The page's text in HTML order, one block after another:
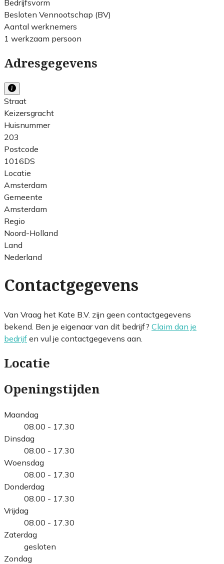
Bedrijfsvorm
Besloten Vennootschap (BV)
Aantal werknemers
1 werkzaam persoon
Adresgegevens
Straat
Keizersgracht
Huisnummer
203
Postcode
1016DS
Locatie
Amsterdam
Gemeente
Amsterdam
Regio
Noord-Holland
Land
Nederland
Contactgegevens
Van Vraag het Kate B.V. zijn geen contactgegevens
bekend. Ben je eigenaar van dit bedrijf? Claim dan je
bedrijf en vul je contactgegevens aan.
Locatie
Openingstijden
Maandag
08.00 - 17.30
Dinsdag
08.00 - 17.30
Woensdag
08.00 - 17.30
Donderdag
08.00 - 17.30
Vrijdag
08.00 - 17.30
Zaterdag
gesloten
Zondag